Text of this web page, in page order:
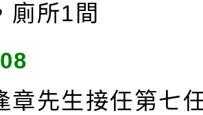
廁所1間
章先生接任第七